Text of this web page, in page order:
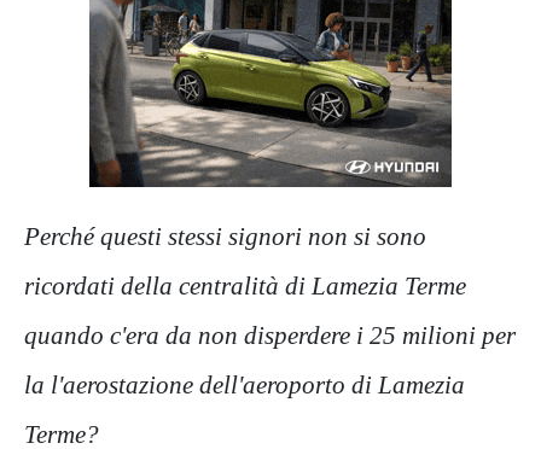
Perché questi stessi signori non si sono
ricordati della centralità di Lamezia Terme
quando c'era da non disperdere i 25 milioni per
la l'aerostazione dell'aeroporto di Lamezia
Terme?